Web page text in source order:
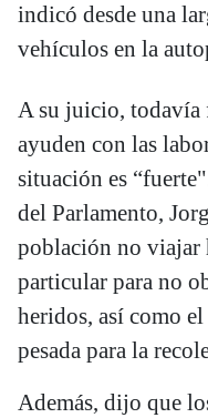
indicó desde una
vehículos en la
A su juicio, todavía
ayuden con las
situación es
del Parlamento,
población no viajar
particular para no
heridos, así como
pesada para la
Además, dijo que